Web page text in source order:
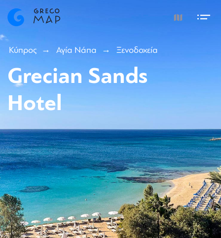
Κύπρος Αγία Νάπα Ξενοδοχεία
Grecian Sands
Hotel